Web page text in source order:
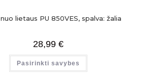
lietaus PU 850VES, spalva: žalia
28,99 €
Pasirinkti savybes